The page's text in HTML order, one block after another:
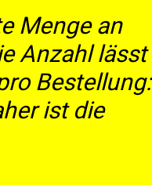
Menge an
Anzahl lässt
Bestellung:
ist die